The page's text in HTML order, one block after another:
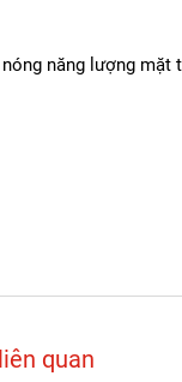
năng lượng mặt
quan